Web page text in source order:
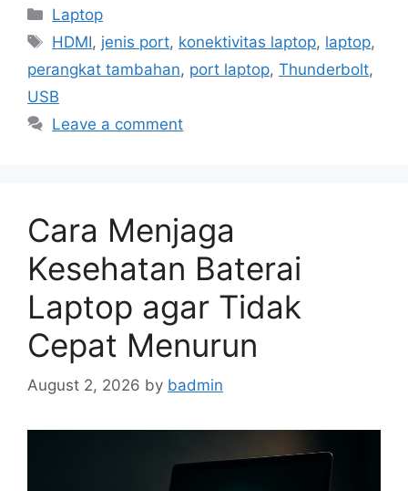
Categories
Laptop
Tags
HDMI, jenis port, konektivitas laptop, laptop,
perangkat tambahan, port laptop, Thunderbolt,
USB
Leave a comment
Cara Menjaga
Kesehatan Baterai
Laptop agar Tidak
Cepat Menurun
August 2, 2026 by badmin